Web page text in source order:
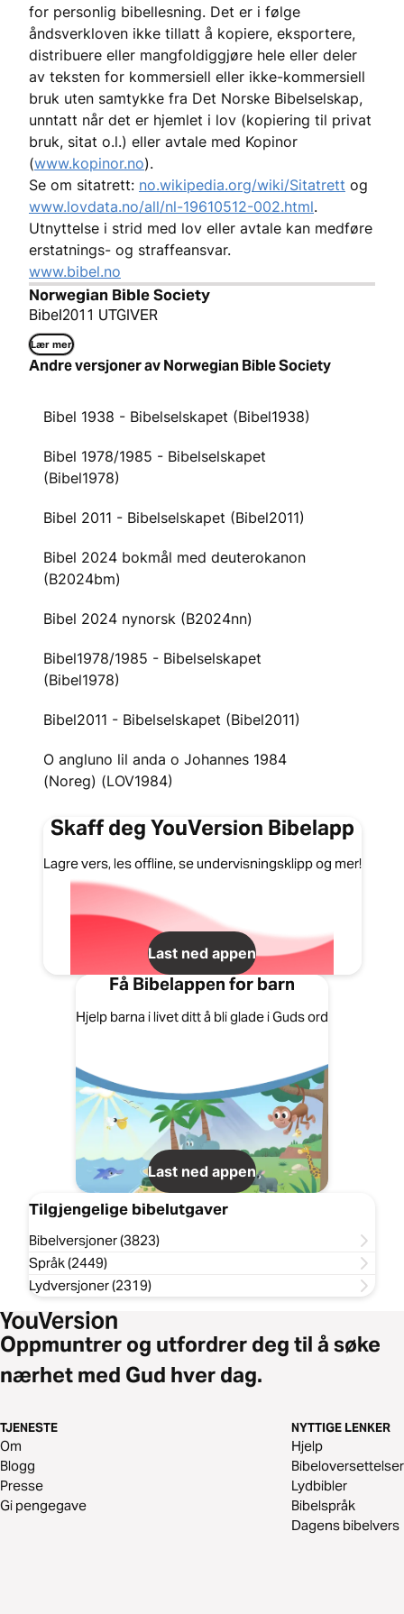
for personlig bibellesning. Det er i følge
åndsverkloven ikke tillatt å kopiere, eksportere,
distribuere eller mangfoldiggjøre hele eller deler
av teksten for kommersiell eller ikke-kommersiell
bruk uten samtykke fra Det Norske Bibelselskap,
unntatt når det er hjemlet i lov (kopiering til privat
bruk, sitat o.l.) eller avtale med Kopinor
(www.kopinor.no).
Se om sitatrett: no.wikipedia.org/wiki/Sitatrett og
www.lovdata.no/all/nl-19610512-002.html.
Utnyttelse i strid med lov eller avtale kan medføre
erstatnings- og straffeansvar.
www.bibel.no
Norwegian Bible Society
Bibel2011 UTGIVER
Lær mer
Andre versjoner av Norwegian Bible Society
Bibel 1938 - Bibelselskapet (Bibel1938)
Bibel 1978/1985 - Bibelselskapet
(Bibel1978)
Bibel 2011 - Bibelselskapet (Bibel2011)
Bibel 2024 bokmål med deuterokanon
(B2024bm)
Bibel 2024 nynorsk (B2024nn)
Bibel1978/1985 - Bibelselskapet
(Bibel1978)
Bibel2011 - Bibelselskapet (Bibel2011)
O angluno lil anda o Johannes 1984
(Noreg) (LOV1984)
Skaff deg YouVersion Bibelapp
Lagre vers, les offline, se undervisningsklipp og mer!
Last ned appen
Få Bibelappen for barn
Hjelp barna i livet ditt å bli glade i Guds ord
Last ned appen
Tilgjengelige bibelutgaver
Bibelversjoner (3823)
Språk (2449)
Lydversjoner (2319)
Oppmuntrer og utfordrer deg til å søke
nærhet med Gud hver dag.
TJENESTE
Om
Blogg
Presse
Gi pengegave
NYTTIGE LENKER
Hjelp
Bibeloversettelser
Lydbibler
Bibelspråk
Dagens bibelvers